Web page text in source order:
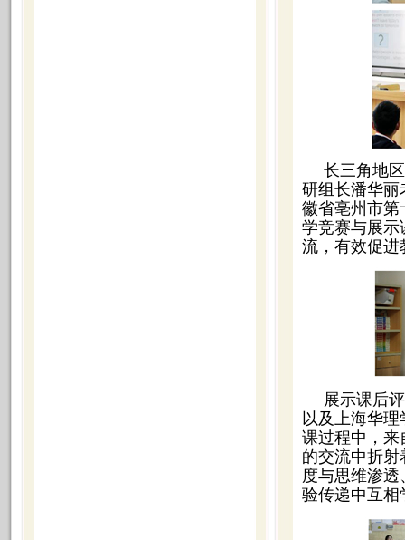
长三角地
研组长潘华丽
徽省亳州市第
学竞赛与展示
流，有效促进
展示课后
以及上海华
课过程中，来
的交流中折
度与思维渗
验传递中互相